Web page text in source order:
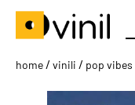
home / vinili / pop vibes